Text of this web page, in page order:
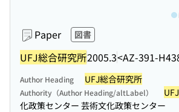
Paper 図書
UFJ総合研究所2005.3<AZ-391-
Author Heading UFJ総合研究所
Authority（Author Heading/altLabel）
化政策センター 芸術文化政策センター